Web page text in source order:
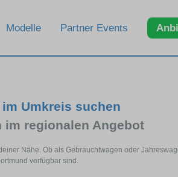
Modelle Partner Events
Umkreis suchen
im regionalen Angebot
Nähe. Ob als Gebrauchtwagen oder
verfügbar sind.